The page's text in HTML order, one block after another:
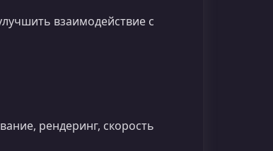
взаимодействие с
рендеринг, скорость